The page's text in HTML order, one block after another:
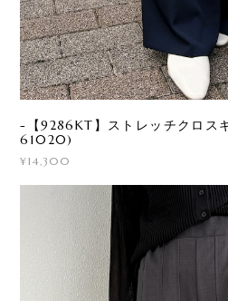
-【9286KT】ストレッチクロス
61020)
¥14,300